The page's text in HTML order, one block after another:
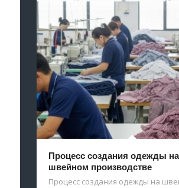
Процесс создания одежды на
швейном производстве
Процесс создания одежды на